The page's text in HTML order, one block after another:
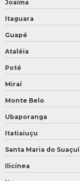
Joaíma
Itaguara
Guapé
Ataléia
Poté
Miraí
Monte Belo
Ubaporanga
Itatiaiuçu
Santa Maria do Suaçuí
Ilicínea